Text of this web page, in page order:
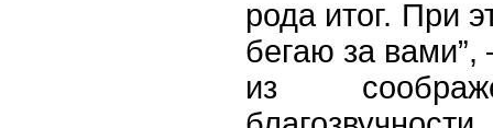
рода итог. При
бегаю за вами”,
из